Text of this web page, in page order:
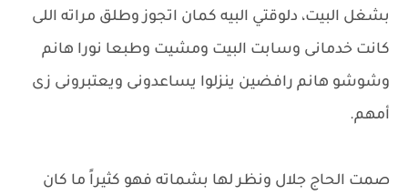
بشغل البيت، دلوقتي البيه كمان اتجوز وطلق مراته اللى
كانت خدمانى وسابت البيت ومشيت وطبعا نورا هانم
وشوشو هانم رافضين ينزلوا يساعدونى ويعتبرونى زى
أمهم.
صمت الحاج جلال ونظر لها بشماته فهو كثيراً ما كان